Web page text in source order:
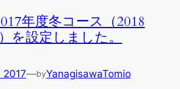
年度冬コース（2018
を設定しました。
2017—byYanagisawaTomio